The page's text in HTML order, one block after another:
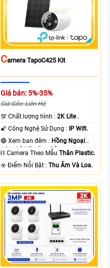
CAmera TapoC425 Kit
Giá bán: 5%-35%
Giá Gốc: Liên Hệ
💯 Chất lượng hình :2K Lite .
🌠 Công Nghệ Sử Dụng : IP Wifi.
🔴 Xem ban đêm : Hồng Ngoại
15m Có Màu Ban Ðêm.
⛓ Camera Theo MẫuThân Plastic.
️☣️ Điểm Nỗi Bật :Thu Âm Và Loa.